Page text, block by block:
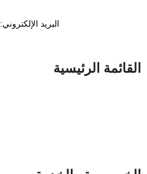
البريد الإلكتروني: trustlee-gb@trustlee-gb.com
القائمة الرئيسية